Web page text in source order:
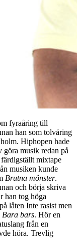
fyraåring till
han som tolvåring
Hiphopen hade
göra musik redan på
mixtape
musiken kunde
Brutna mönster.
och börja skriva
han tog höga
på låten Inte rasist men
Bara bars. Hör en
från en
höra. Trevlig